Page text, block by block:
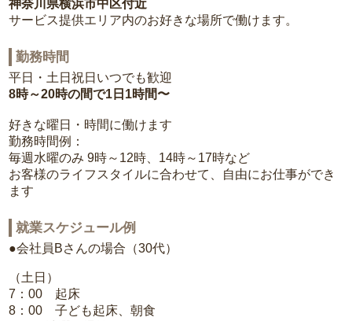
神奈川県横浜市中区付近
サービス提供エリア内のお好きな場所で働けます。
勤務時間
平日・土日祝日いつでも歓迎
8時～20時の間で1日1時間〜
好きな曜日・時間に働けます
勤務時間例：
毎週水曜のみ 9時～12時、14時～17時など
お客様のライフスタイルに合わせて、自由にお仕事ができ
ます
就業スケジュール例
●会社員Bさんの場合（30代）
（土日）
7：00 起床
8：00 子ども起床、朝食